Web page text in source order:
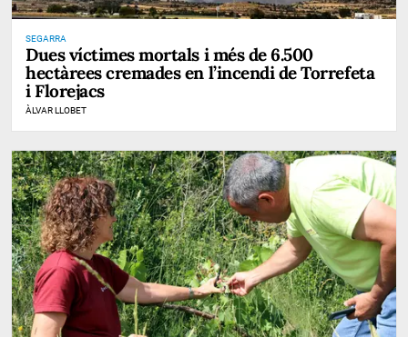
SEGARRA
Dues víctimes mortals i més de 6.500
hectàrees cremades en l’incendi de Torrefeta
i Florejacs
ÀLVAR LLOBET